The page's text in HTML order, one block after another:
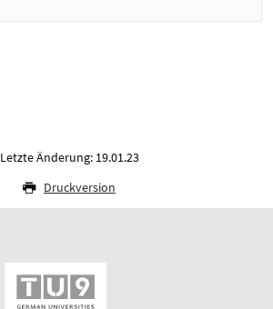
Letzte Änderung: 19.01.23
Druckversion